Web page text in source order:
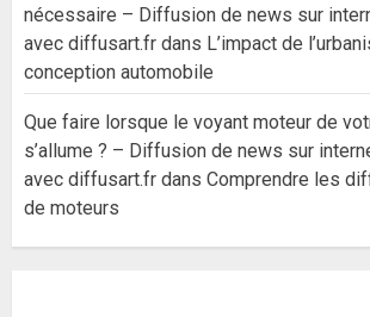
nécessaire – Diffusion de news sur
avec diffusart.fr dans L’impact de
conception automobile
Que faire lorsque le voyant moteur de
s’allume ? – Diffusion de news sur
avec diffusart.fr dans Comprendre les
de moteurs